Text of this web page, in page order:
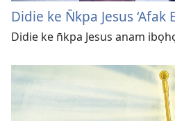
Didie ke N̄kpa Jesus ‘Afak
Didie ke n̄kpa Jesus anam